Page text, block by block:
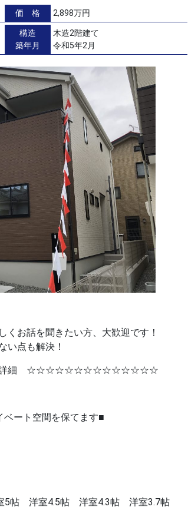
価 格 2,898万円
構造
築年月
木造2階建て
令和5年2月
お話を聞きたい方、大歓迎です！
い点も解決！
細 ☆☆☆☆☆☆☆☆☆☆☆☆☆☆
空間を保てます■
5帖 洋室4.5帖 洋室4.3帖 洋室3.7帖